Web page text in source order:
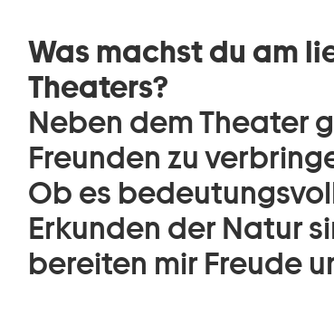
Was machst du am
Theaters?
Neben dem Theater
Freunden zu
Ob es
Erkunden der Natur
bereiten mir Freude